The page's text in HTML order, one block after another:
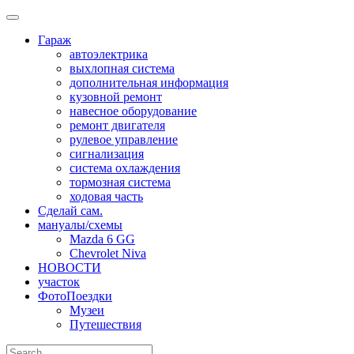
Skip
contentГараж
автоэлектрика
выхлопная система
дополнительная информация
кузовной ремонт
навесное оборудование
ремонт двигателя
рулевое управление
сигнализация
система охлаждения
тормозная система
ходовая часть
Сделай сам.
мануалы/схемы
Mazda 6 GG
Chevrolet Niva
НОВОСТИ
участок
ФотоПоездки
Музеи
Путешествия
Search